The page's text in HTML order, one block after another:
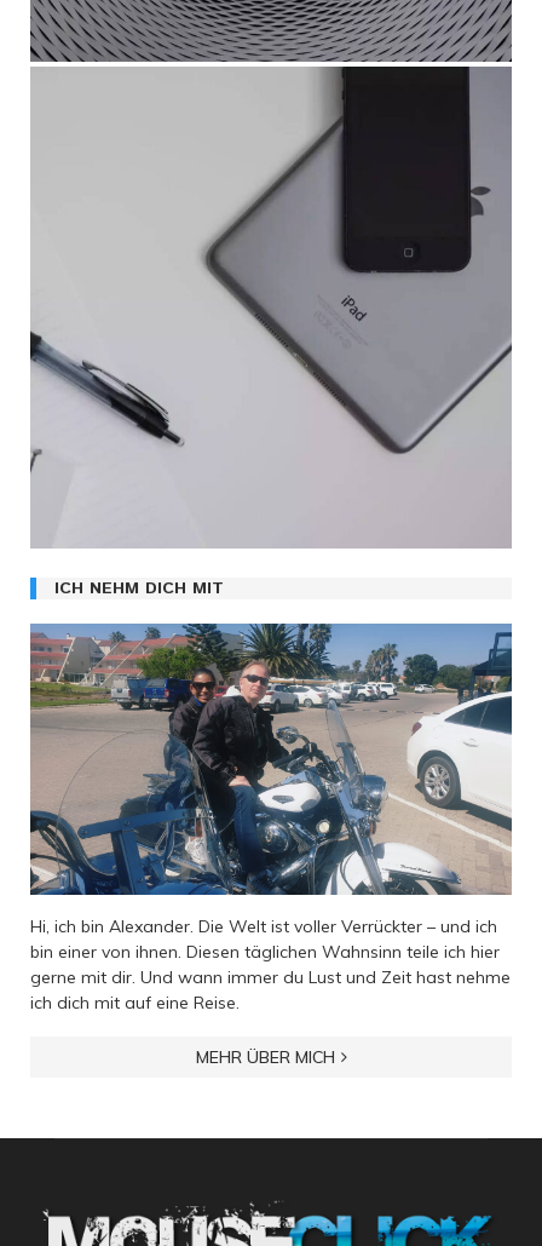
ICH NEHM DICH MIT
Hi, ich bin Alexander. Die Welt ist voller Verrückter – und ich
bin einer von ihnen. Diesen täglichen Wahnsinn teile ich hier
gerne mit dir. Und wann immer du Lust und Zeit hast nehme
ich dich mit auf eine Reise.
MEHR ÜBER MICH